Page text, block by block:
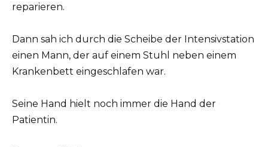
reparieren.
Dann sah ich durch die Scheibe der Intensivstation
einen Mann, der auf einem Stuhl neben einem
Krankenbett eingeschlafen war.
Seine Hand hielt noch immer die Hand der
Patientin.